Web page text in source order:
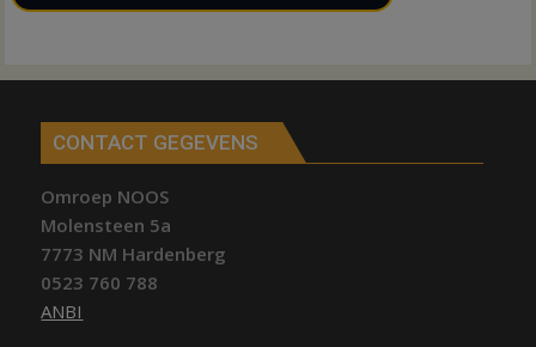
CONTACT GEGEVENS
Omroep NOOS
Molensteen 5a
7773 NM Hardenberg
0523 760 788
ANBI